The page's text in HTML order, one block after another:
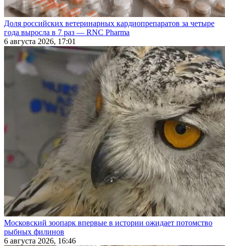
Доля российских ветеринарных кардиопрепаратов за четыре
года выросла в 7 раз — RNC Pharma
6 августа 2026, 17:01
Московский зоопарк впервые в истории ожидает потомство
рыбных филинов
6 августа 2026, 16:46